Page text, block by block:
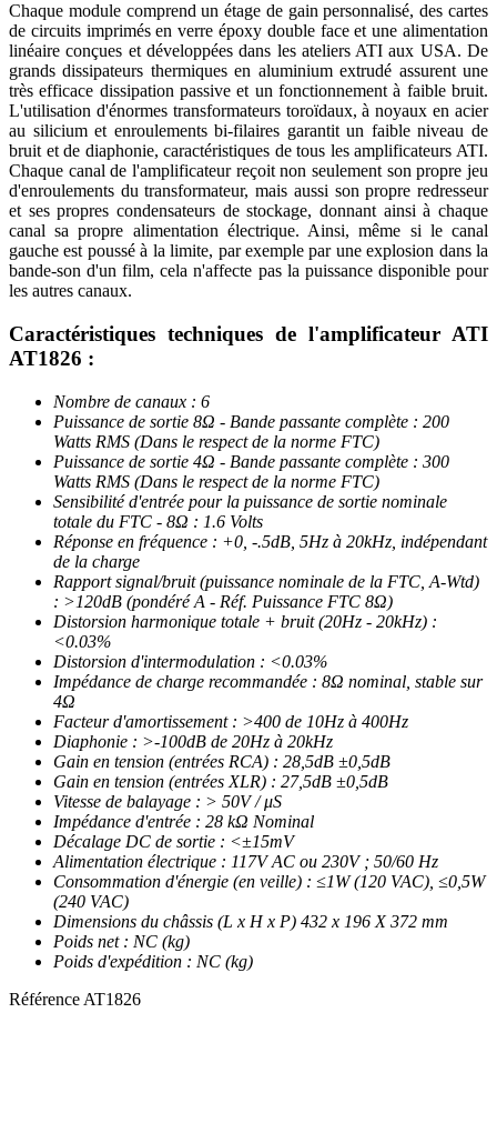
Chaque module comprend un étage de gain personnalisé, des cartes
de circuits imprimés en verre époxy double face et une alimentation
linéaire conçues et développées dans les ateliers ATI aux USA. De
grands dissipateurs thermiques en aluminium extrudé assurent une
très efficace dissipation passive et un fonctionnement à faible bruit.
L'utilisation d'énormes transformateurs toroïdaux, à noyaux en acier
au silicium et enroulements bi-filaires garantit un faible niveau de
bruit et de diaphonie, caractéristiques de tous les amplificateurs ATI.
Chaque canal de l'amplificateur reçoit non seulement son propre jeu
d'enroulements du transformateur, mais aussi son propre redresseur
et ses propres condensateurs de stockage, donnant ainsi à chaque
canal sa propre alimentation électrique. Ainsi, même si le canal
gauche est poussé à la limite, par exemple par une explosion dans la
bande-son d'un film, cela n'affecte pas la puissance disponible pour
les autres canaux.
Caractéristiques techniques de l'amplificateur ATI
AT1826 :
Nombre de canaux : 6
Puissance de sortie 8Ω - Bande passante complète : 200
Watts RMS (Dans le respect de la norme FTC)
Puissance de sortie 4Ω - Bande passante complète : 300
Watts RMS (Dans le respect de la norme FTC)
Sensibilité d'entrée pour la puissance de sortie nominale
totale du FTC - 8Ω : 1.6 Volts
Réponse en fréquence : +0, -.5dB, 5Hz à 20kHz, indépendant
de la charge
Rapport signal/bruit (puissance nominale de la FTC, A-Wtd)
: >120dB (pondéré A - Réf. Puissance FTC 8Ω)
Distorsion harmonique totale + bruit (20Hz - 20kHz) :
<0.03%
Distorsion d'intermodulation : <0.03%
Impédance de charge recommandée : 8Ω nominal, stable sur
4Ω
Facteur d'amortissement : >400 de 10Hz à 400Hz
Diaphonie : >-100dB de 20Hz à 20kHz
Gain en tension (entrées RCA) : 28,5dB ±0,5dB
Gain en tension (entrées XLR) : 27,5dB ±0,5dB
Vitesse de balayage : > 50V / μS
Impédance d'entrée : 28 kΩ Nominal
Décalage DC de sortie : <±15mV
Alimentation électrique : 117V AC ou 230V ; 50/60 Hz
Consommation d'énergie (en veille) : ≤1W (120 VAC), ≤0,5W
(240 VAC)
Dimensions du châssis (L x H x P) 432 x 196 X 372 mm
Poids net : NC (kg)
Poids d'expédition : NC (kg)
Référence AT1826